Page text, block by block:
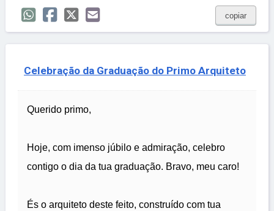
copiar
Celebração da Graduação do Primo Arquiteto
Querido primo,
Hoje, com imenso júbilo e admiração, celebro
contigo o dia da tua graduação. Bravo, meu caro!
És o arquiteto deste feito, construído com tua